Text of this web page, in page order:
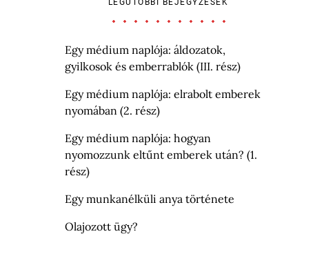
Egy médium naplója: áldozatok,
gyilkosok és emberrablók (III. rész)
Egy médium naplója: elrabolt emberek
nyomában (2. rész)
Egy médium naplója: hogyan
nyomozzunk eltűnt emberek után? (1.
rész)
Egy munkanélküli anya története
Olajozott ügy?